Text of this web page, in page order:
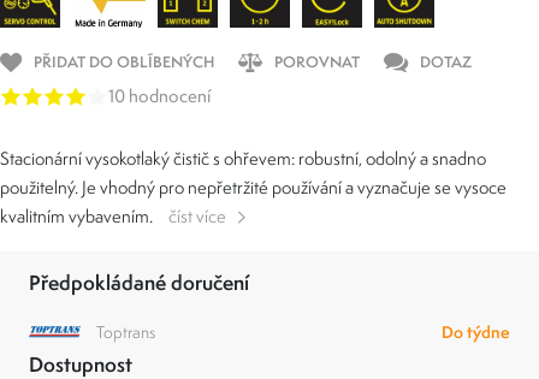
PŘIDAT DO OBLÍBENÝCH POROVNAT DOTAZ
10 hodnocení
Stacionární vysokotlaký čistič s ohřevem: robustní, odolný a snadno
použitelný. Je vhodný pro nepřetržité používání a vyznačuje se vysoce
kvalitním vybavením.
číst více
Předpokládané doručení
Toptrans Do týdne
Dostupnost